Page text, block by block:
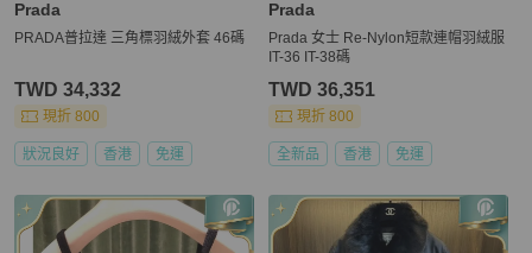
Prada
PRADA普拉達 三角標羽絨外套 46碼
TWD 34,332
現折 800
狀況良好 香港 免運
Prada
Prada 女士 Re-Nylon短款連帽羽絨服
IT-36 IT-38碼
TWD 36,351
現折 800
全新品 香港 免運